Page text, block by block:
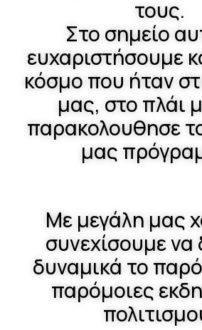
τους.
Στο σημείο
ευχαριστήσουμε
κόσμο που ήταν
μας, στο πλάι
παρακολουθησε
μας
Με μεγάλη μας
συνεχίσουμε να
δυναμικά το
παρόμοιες